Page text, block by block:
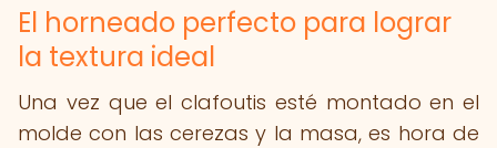
El horneado perfecto para lograr
la textura ideal
Una vez que el clafoutis esté montado en el
molde con las cerezas y la masa, es hora de